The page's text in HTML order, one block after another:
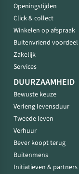
Openingstijden
Click & collect
Winkelen op afspraak
Buitenvriend voordeel
Zakelijk
Services
DUURZAAMHEID
Bewuste keuze
Verleng levensduur
Tweede leven
Verhuur
Bever koopt terug
Buitenmens
Initiatieven & partners